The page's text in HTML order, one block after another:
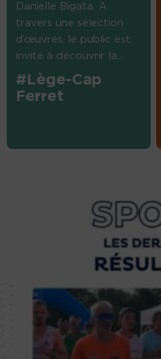
Danielle Bigata. A
travers une sélection
d’œuvres, le public est
invité à découvrir la...
#Lège-Cap
Ferret